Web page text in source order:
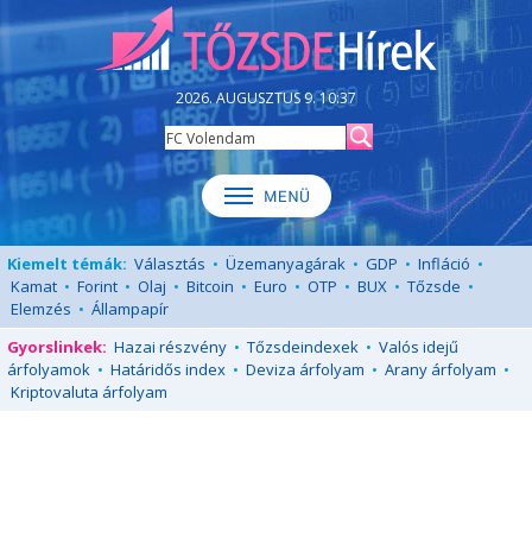
2026. AUGUSZTUS 9. 10:37
Kiemelt témák: Választás • Üzemanyagárak • GDP • Infláció •
Kamat • Forint • Olaj • Bitcoin • Euro • OTP • BUX • Tőzsde •
Elemzés • Állampapír
Gyorslinkek: Hazai részvény • Tőzsdeindexek • Valós idejű
árfolyamok • Határidős index • Deviza árfolyam • Arany árfolyam •
Kriptovaluta árfolyam